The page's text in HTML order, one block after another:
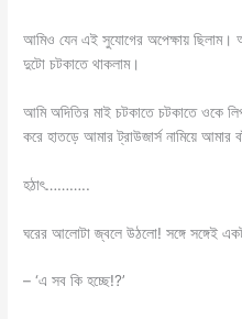
আমিও যেন এই সুযোগের অপেক্ষায়
দুটো চটকাতে থাকলাম।
আমি অদিতির মাই চটকাতে চটকাতে ওকে
করে হাতড়ে আমার ট্রাউজার্স নামিয়ে
হঠাৎ………..
ঘরের আলোটা জ্বলে উঠলো! সঙ্গে সঙ্গেই
– ‘এ সব কি হচ্ছে!?’